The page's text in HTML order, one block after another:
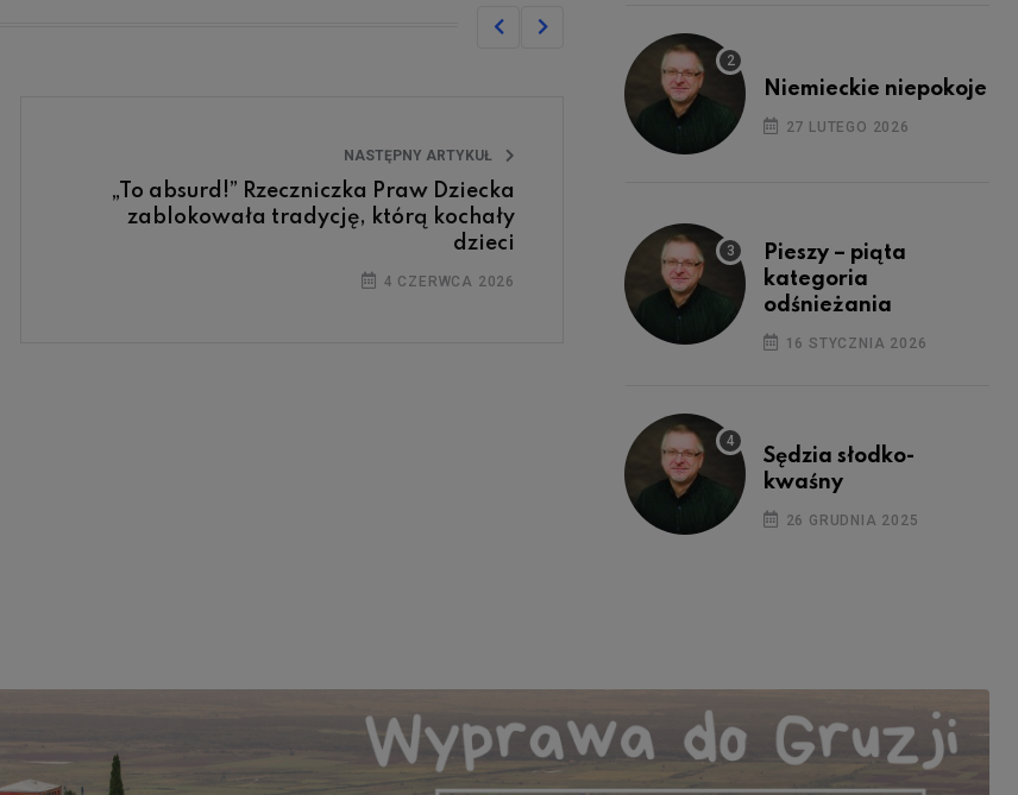
NASTĘPNY ARTYKUŁ
„To absurd!” Rzeczniczka Praw Dziecka
zablokowała tradycję, którą kochały
dzieci
4 CZERWCA 2026
Niemieckie niepokoje
27 LUTEGO 2026
Pieszy – piąta
kategoria
odśnieżania
16 STYCZNIA 2026
Sędzia słodko-
kwaśny
26 GRUDNIA 2025